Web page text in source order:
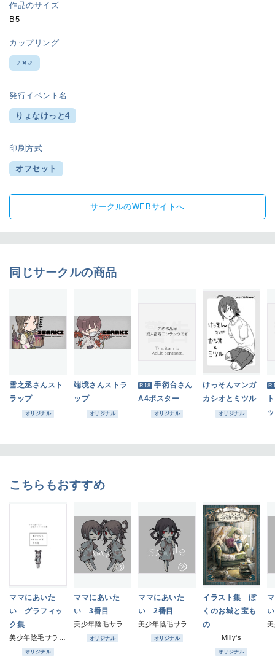
作品のサイズ
B5
カップリング
♂×♂
発行イベント名
りょなけっと4
印刷方式
オフセット
サークルのWEBサイトへ
同じサークルの商品
雪之丞さんスト
ラップ
オリジナル
端境さんストラ
ップ
オリジナル
R18 手術台さん
A4ポスター
オリジナル
けっそんマンガ
カシオとミツル
オリジナル
こちらもおすすめ
ママにあいた
い グラフィッ
ク集
オリジナル
ママにあいた
い 3番目
オリジナル
ママにあいた
い 2番目
オリジナル
イラスト集 ぼ
くのお城と宝も
の
Milly's
オリジナル